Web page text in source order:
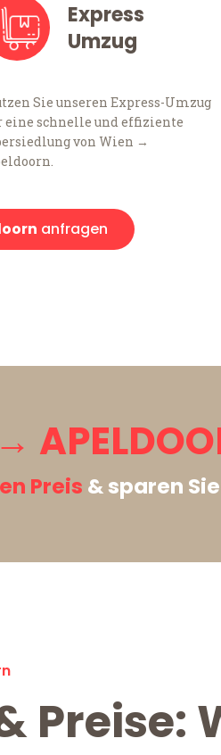
Express
Umzug
Sie unseren Express-Umzug
eine schnelle und effiziente
von Wien →
anfragen
Preis & sparen
Preise: